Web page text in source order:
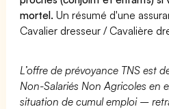
mortel. Un résumé d'une
Cavalier dresseur / Cavalière
L’offre de prévoyance TNS est
Non-Salariés Non Agricoles en
situation de cumul emploi –